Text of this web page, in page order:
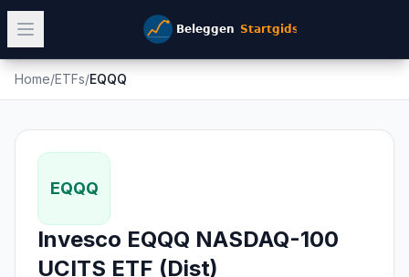
Home/ETFs/EQQQ
EQQQ
Invesco EQQQ NASDAQ-100
UCITS ETF (Dist)